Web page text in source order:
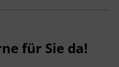
für Sie da!